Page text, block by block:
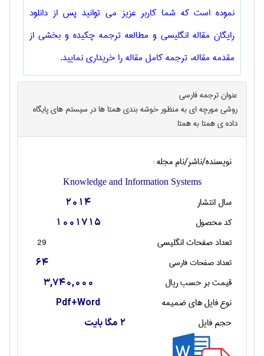
نموده است که شما کاربر عزیز می توانید پس از دانلود
رایگان مقاله انگلیسی و مطالعه ترجمه چکیده و بخشی از
مقدمه مقاله، ترجمه کامل مقاله را خریداری نمایید.
عنوان ترجمه فارسی
روشی مورچه ای به منظور خوشه بندی همتا ها در سیستم های پایگاه
داده ی همتا به همتا
نویسنده/ناشر/نام مجله :
Knowledge and Information Systems
سال انتشار 2014
کد محصول 1001715
تعداد صفحات انگليسی
29
تعداد صفحات فارسی
64
قیمت بر حسب ریال 3,740,000
نوع فایل های ضمیمه Pdf+Word
حجم فایل 2 مگا بایت